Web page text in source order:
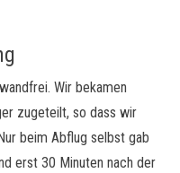
Wir bekamen
zugeteilt, so dass wir
beim Abflug selbst gab
erst 30 Minuten nach der